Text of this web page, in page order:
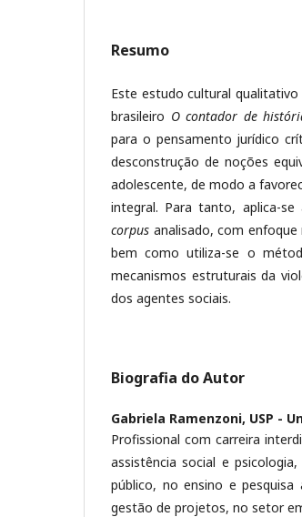
Resumo
Este estudo cultural
brasileiro O contador de
para o pensamento jurídico
desconstrução de noções
adolescente, de modo a
integral. Para tanto, aplica-
corpus analisado, com
bem como utiliza-se o
mecanismos estruturais da
dos agentes sociais.
Biografia do Autor
Gabriela Ramenzoni, USP -
Profissional com carreira
assistência social e
público, no ensino e
gestão de projetos, no setor